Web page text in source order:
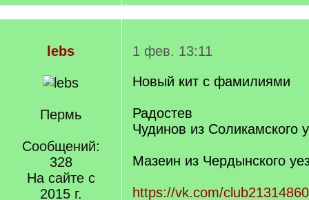
lebs
Пермь
Сообщений:
328
На сайте с
2015 г.
1 фев. 13:11
Новый кит с фамилиями
Радостев
Чудинов из Соликамского
Мазеин из Чердынского
https://vk.com/